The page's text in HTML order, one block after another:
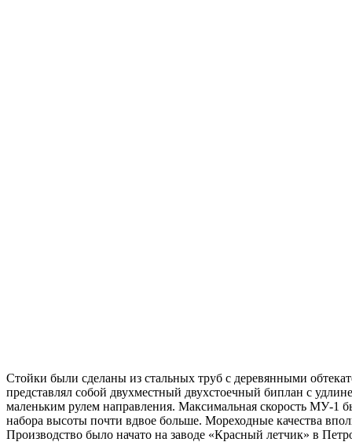
Стойки были сделаны из стальных труб с деревянными
представлял собой двухместный двухстоечный биплан с
маленьким рулем направления. Максимальная скорость МУ-1
набора высоты почти вдвое больше. Мореходные качества
Производство было начато на заводе «Красный летчик» в